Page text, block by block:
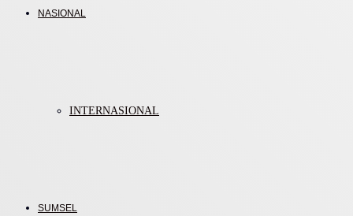
NASIONAL
INTERNASIONAL
SUMSEL